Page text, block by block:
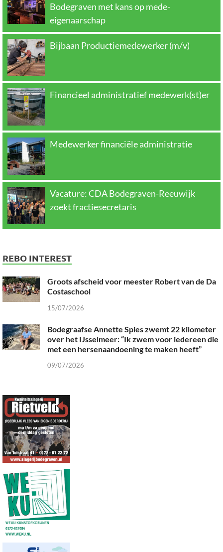
Bodegraven met kans op mede-
eigenaarschap
Bijbaan Productiemedewerker (m/v)
Financieel administratief medewerk(st)er
Medewerker financiële administratie
Vacature: CDA Bodegraven-Reeuwijk
zoekt fractiesecretaris
REBO INTEREST
Groots afscheid voor meester Robert van de Da
Costaschool
15/07/2026
Bodegraafse Annette Spies zwemt 22 kilometer
over het IJsselmeer: “Ik zwem voor iedereen die
met een hersenaandoening te maken heeft”
09/07/2026